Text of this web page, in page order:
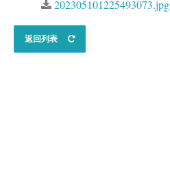
202305101225493073.jpg
返回列表